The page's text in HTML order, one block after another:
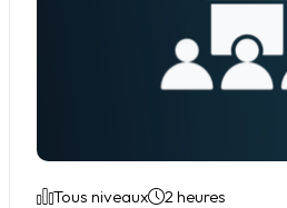
Tous niveaux 2 heures